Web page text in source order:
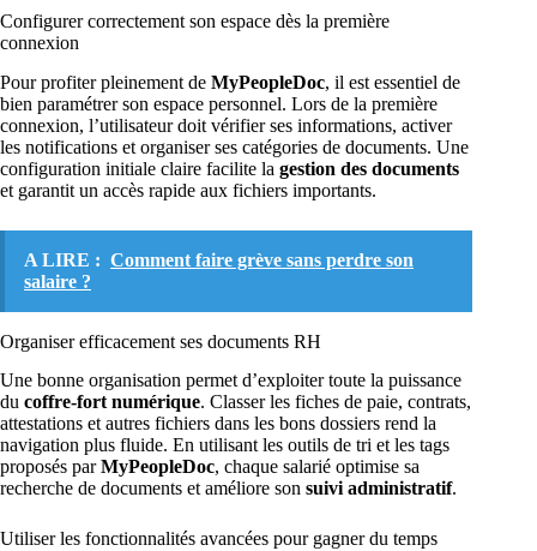
Configurer correctement son espace dès la première
connexion
Pour profiter pleinement de MyPeopleDoc, il est essentiel de
bien paramétrer son espace personnel. Lors de la première
connexion, l’utilisateur doit vérifier ses informations, activer
les notifications et organiser ses catégories de documents. Une
configuration initiale claire facilite la gestion des documents
et garantit un accès rapide aux fichiers importants.
A LIRE : Comment faire grève sans perdre son
salaire ?
Organiser efficacement ses documents RH
Une bonne organisation permet d’exploiter toute la puissance
du coffre-fort numérique. Classer les fiches de paie, contrats,
attestations et autres fichiers dans les bons dossiers rend la
navigation plus fluide. En utilisant les outils de tri et les tags
proposés parMyPeopleDoc, chaque salarié optimise sa
recherche de documents et améliore son suivi administratif.
Utiliser les fonctionnalités avancées pour gagner du temps